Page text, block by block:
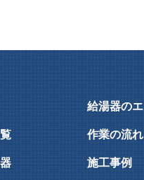
給湯器の
作業の流れ
施工事例